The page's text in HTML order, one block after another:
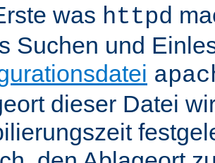
was httpd
Suchen und
dieser Datei